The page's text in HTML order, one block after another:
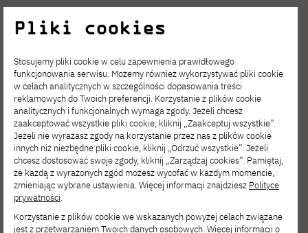
BonsAI – Twój inteligentny asystent
na PJATK
AKTUALNOŚCI CZE 02, 2026
STUDENT SMASH & GRILL PARTY 2.0
AKTUALNOŚCI
Podsumowanie Konferencji Samorządów
Pliki cookies
Stosujemy pliki cookie w celu zapewnienia prawidłowego
funkcjonowania serwisu. Możemy również wykorzystywać pliki cookie
w celach analitycznych w szczególności dopasowania treści
reklamowych do Twoich preferencji. Korzystanie z plików cookie
analitycznych i funkcjonalnych wymaga zgody. Jeżeli chcesz
zaakceptować wszystkie pliki cookie, kliknij „Zaakceptuj wszystkie”.
Jeżeli nie wyrażasz zgody na korzystanie przez nas z plików cookie
innych niż niezbędne pliki cookie, kliknij „Odrzuć wszystkie”. Jeżeli
chcesz dostosować swoje zgody, kliknij „Zarządzaj cookies”. Pamiętaj,
że każdą z wyrażonych zgód możesz wycofać w każdym momencie,
zmieniając wybrane ustawienia. Więcej informacji znajdziesz Polityce
prywatności.
Korzystanie z plików cookie we wskazanych powyżej celach związane
jest z przetwarzaniem Twoich danych osobowych. Więcej informacji o